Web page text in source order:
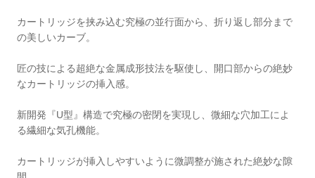
カートリッジを挟み込む究極の並行面から、折り返し部分まで
の美しいカーブ。
匠の技による超絶な金属成形技法を駆使し、開口部からの絶妙
なカートリッジの挿入感。
新開発『U型』構造で究極の密閉を実現し、微細な穴加工によ
る繊細な気孔機能。
カートリッジが挿入しやすいように微調整が施された絶妙な隙